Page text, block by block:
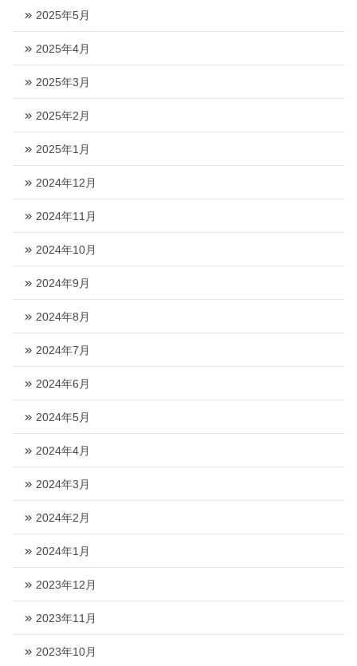
2025年5月
2025年4月
2025年3月
2025年2月
2025年1月
2024年12月
2024年11月
2024年10月
2024年9月
2024年8月
2024年7月
2024年6月
2024年5月
2024年4月
2024年3月
2024年2月
2024年1月
2023年12月
2023年11月
2023年10月